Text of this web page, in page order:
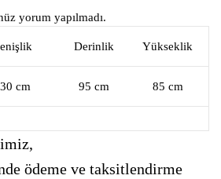
yorum yapılmadı.
Derinlik Yükseklik
cm 95 cm 85 cm
ödeme ve taksitlendirme